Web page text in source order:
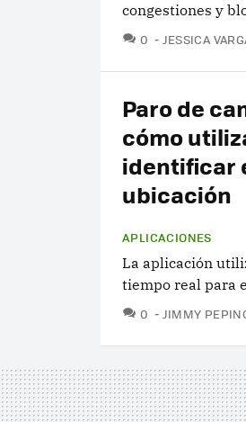
congestiones y
0 COMENTARIOS
JESSICA
Paro de
cómo
identificar
ubicación
APLICACIONES
La aplicación
tiempo real para
0 COMENTARIOS
JIMMY